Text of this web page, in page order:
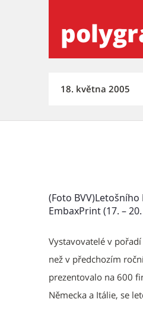
18. května 2005
(Foto
EmbaxPrint (17. –
Vystavovatelé v
než v předchozím
prezentovalo na 600
Německa a Itálie, se